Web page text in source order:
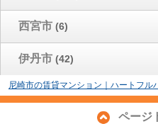
西宮市 (6)
伊丹市 (42)
尼崎市の賃貸マンション｜ハートフル
ページ